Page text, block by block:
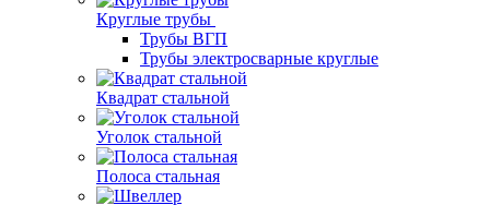
Круглые трубы
Трубы ВГП
Трубы электросварные круглые
Квадрат стальной
Уголок стальной
Полоса стальная